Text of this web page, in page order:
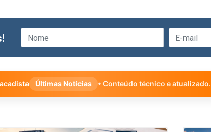
Últimas Notícias • Conteúdo técnico e atualizado.